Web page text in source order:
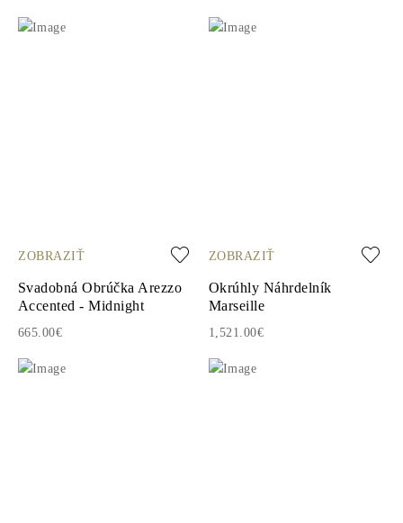
ZOBRAZIŤ
Svadobná Obrúčka Arezzo
Accented - Midnight
665.00€
ZOBRAZIŤ
Okrúhly Náhrdelník
Marseille
1,521.00€